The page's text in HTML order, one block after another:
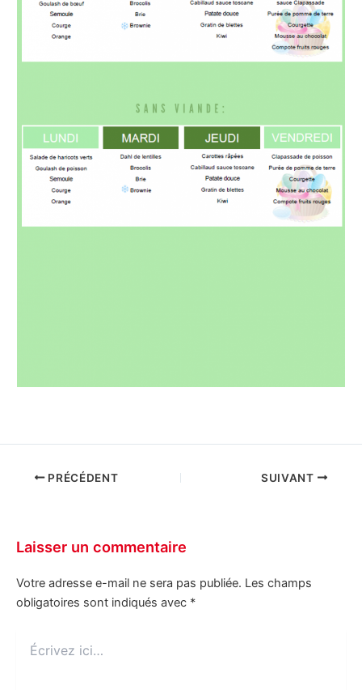
PRÉCÉDENT SUIVANT
Laisser un commentaire
Votre adresse e-mail ne sera pas publiée. Les champs
obligatoires sont indiqués avec *
ici…